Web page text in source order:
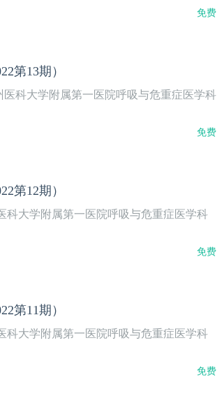
现左侧上下肺静脉闭塞，考虑肺静脉病变
免费
第13期）
医科大学附属第一医院呼吸与危重症医学科
免费
第12期）
科大学附属第一医院呼吸与危重症医学科
免费
第11期）
科大学附属第一医院呼吸与危重症医学科
免费